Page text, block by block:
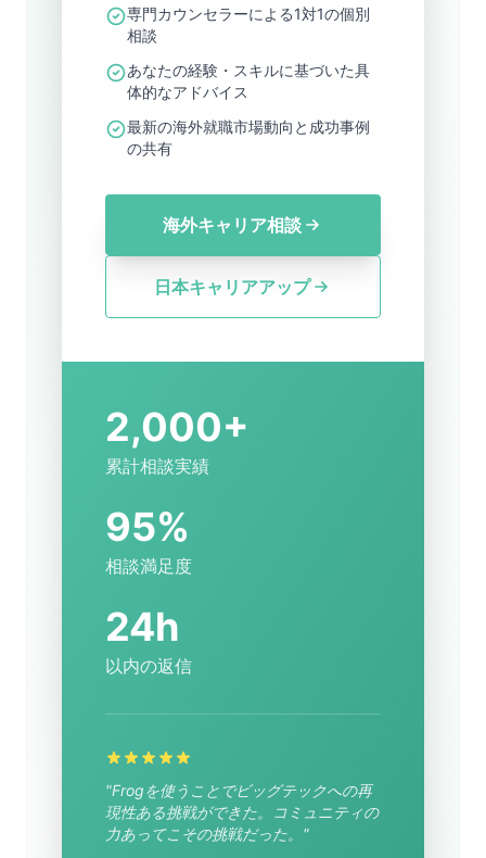
専門カウンセラーによる1対1の個別
相談
あなたの経験・スキルに基づいた具
体的なアドバイス
最新の海外就職市場動向と成功事例
の共有
海外キャリア相談
日本キャリアアップ
2,000+
累計相談実績
95%
相談満足度
24h
以内の返信
"Frogを使うことでビッグテックへの再
現性ある挑戦ができた。コミュニティの
力あってこその挑戦だった。"